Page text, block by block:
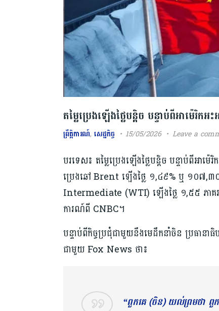
តម្លៃប្រេងឡើងថ្លៃបន្តិច បន្ទាប់ពីអាម៉េរិ
ព្រឹត្តិការណ៍,សេដ្ឋកិច្ច 15/05/2026 Leave a
បរទេស៖ តម្លៃប្រេងឡើងថ្លៃបន្តិច បន្ទាប់ពីអា
ប្រេងឆៅ Brent ឡើងថ្លៃ ១,៤៩% ឬ ១០៧,៣
Intermediate (WTI) ឡើងថ្លៃ ១,៥៥ ភាគ
ការណ៍ពី CNBC។
បន្ទាប់ពីកិច្ចប្រជុំជាមួយនឹងមេដឹកនាំចិន ប្រធា
ជាមួយ Fox News ថា៖
“ពួកគេ (ចិន) យល់ព្រមថា ពួក